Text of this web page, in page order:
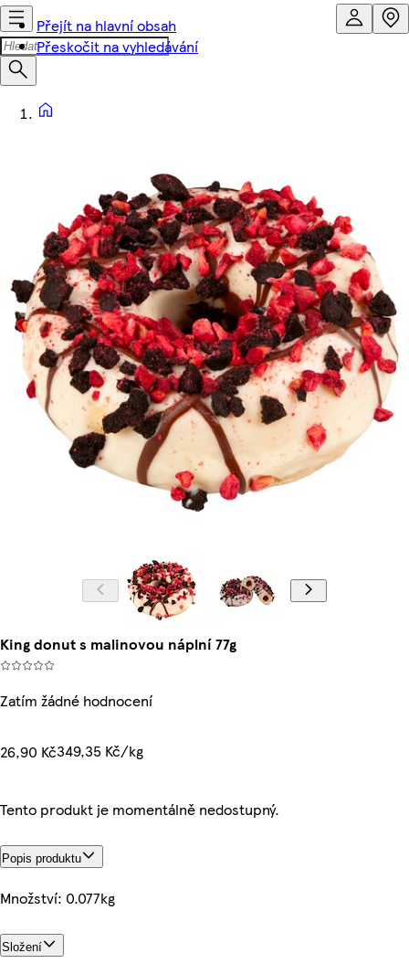
Přejít na hlavní obsah
Přeskočit na vyhledávání
King donut s malinovou náplní 77g
Zatím žádné hodnocení
26,90 Kč349,35 Kč/kg
Tento produkt je momentálně nedostupný.
Popis produktu
Množství: 0.077kg
Složení